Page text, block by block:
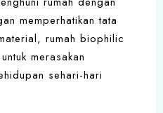
memperhatikan tata
rumah biophilic
merasakan
sehari-hari